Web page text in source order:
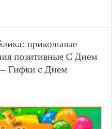
прикольные
позитивные С Днем
Гифки с Днем